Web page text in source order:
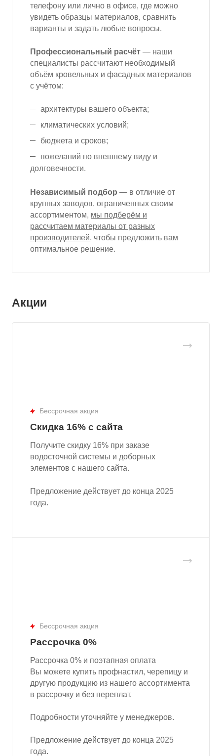
телефону или лично в офисе, где можно
увидеть образцы материалов, сравнить
варианты и задать любые вопросы.
Профессиональный расчёт — наши
специалисты рассчитают необходимый
объём кровельных и фасадных материалов
с учётом:
архитектуры вашего объекта;
климатических условий;
бюджета и сроков;
пожеланий по внешнему виду и
долговечности.
Независимый подбор — в отличие от
крупных заводов, ограниченных своим
ассортиментом, мы подберём и
рассчитаем материалы от разных
производителей, чтобы предложить вам
оптимальное решение.
Акции
Бессрочная акция
Скидка 16% с сайта
Получите скидку 16% при заказе
водосточной системы и доборных
элементов с нашего сайта.
Предложение действует до конца 2025
года.
Бессрочная акция
Рассрочка 0%
Рассрочка 0% и поэтапная оплата
Вы можете купить профнастил, черепицу и
другую продукцию из нашего ассортимента
в рассрочку и без переплат.
Подробности уточняйте у менеджеров.
Предложение действует до конца 2025
года.